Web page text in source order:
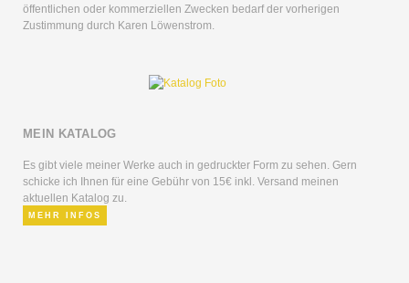
öffentlichen oder kommerziellen Zwecken bedarf der vorherigen
Zustimmung durch Karen Löwenstrom.
MEIN KATALOG
Es gibt viele meiner Werke auch in gedruckter Form zu sehen. Gern
schicke ich Ihnen für eine Gebühr von 15€ inkl. Versand meinen
aktuellen Katalog zu.
MEHR INFOS